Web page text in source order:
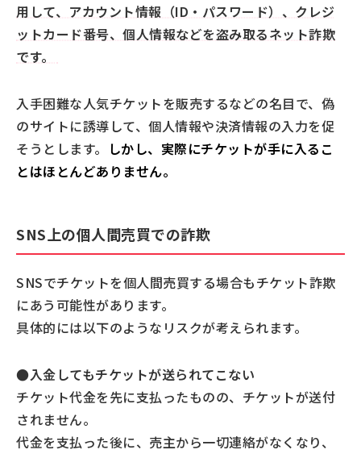
用して、アカウント情報（ID・パスワード）、クレジ
ットカード番号、個人情報などを盗み取るネット詐欺
です。
入手困難な人気チケットを販売するなどの名目で、偽
のサイトに誘導して、個人情報や決済情報の入力を促
そうとします。
しかし、実際にチケットが手に入るこ
とはほとんどありません。
SNS上の個人間売買での詐欺
SNSでチケットを個人間売買する場合もチケット詐欺
にあう可能性があります。
具体的には以下のようなリスクが考えられます。
●入金してもチケットが送られてこない
チケット代金を先に支払ったものの、チケットが送付
されません。
代金を支払った後に、売主から一切連絡がなくなり、